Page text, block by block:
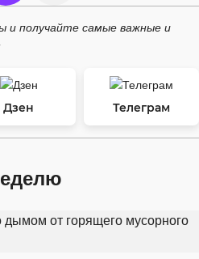
и получайте самые важные и
Дзен Телеграм